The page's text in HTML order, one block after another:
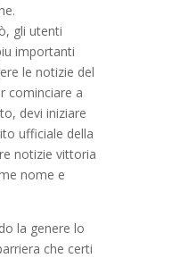
gli utenti
importanti
le notizie del
cominciare a
devi iniziare
ufficiale della
notizie vittoria
nome e
la genere lo
che certi